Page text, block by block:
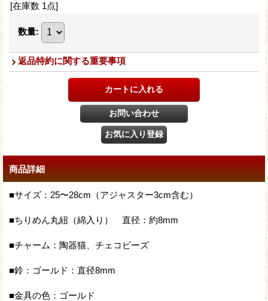
[在庫数 1点]
数量:
返品特約に関する重要事項
商品詳細
■サイズ：25〜28cm（アジャスター3cm含む）
■ちりめん丸紐（綿入り） 直径：約8mm
■チャーム：陶器猫、チェコビーズ
■鈴：ゴールド：直径8mm
■金具の色：ゴールド